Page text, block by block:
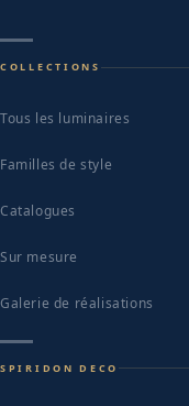
COLLECTIONS
Tous les luminaires
Familles de style
Catalogues
Sur mesure
Galerie de réalisations
SPIRIDON DECO